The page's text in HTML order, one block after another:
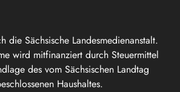
die Sächsische Landesmedienanstalt.
wird mitfinanziert durch Steuermittel
des vom Sächsischen Landtag
Haushaltes.